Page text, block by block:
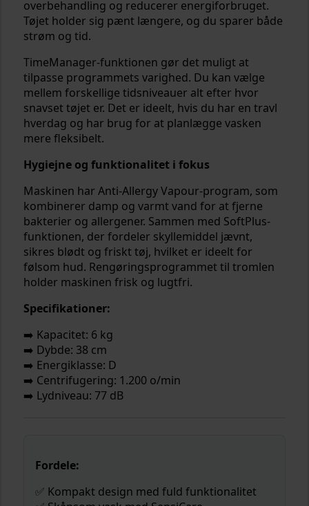
overbehandling og reducerer energiforbruget.
Tøjet holder sig pænt længere, og du sparer både
strøm og tid.
TimeManager-funktionen gør det muligt at
tilpasse programmets varighed. Du kan vælge
mellem forskellige tidsniveauer alt efter hvor
snavset tøjet er. Det er ideelt, hvis du har en travl
hverdag og har brug for at planlægge vasken
mere fleksibelt.
Hygiejne og funktionalitet i fokus
Maskinen har Anti-Allergy Vapour-program, som
kombinerer damp og varmt vand for at fjerne
bakterier og allergener. Sammen med SoftPlus-
funktionen, der fordeler skyllemiddel jævnt,
sikres blødt og friskt tøj, hvilket er ideelt for
følsom hud. Rengøringsprogrammet til tromlen
holder maskinen frisk og lugtfri.
Specifikationer:
➡️ Kapacitet: 6 kg
➡️ Dybde: 38 cm
➡️ Energiklasse: D
➡️ Centrifugering: 1.200 o/min
➡️ Lydniveau: 77 dB
Fordele:
✅ Kompakt design med fuld funktionalitet